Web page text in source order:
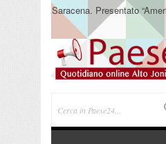
Saracena. Presentato
Pandolfi che